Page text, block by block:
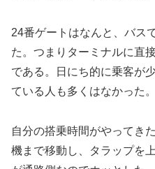
24番ゲートはなんと、バス
た。つまりターミナルに直
である。日にち的に乗客が
ている人も多くはなかった。
自分の搭乗時間がやってき
機まで移動し、タラップを